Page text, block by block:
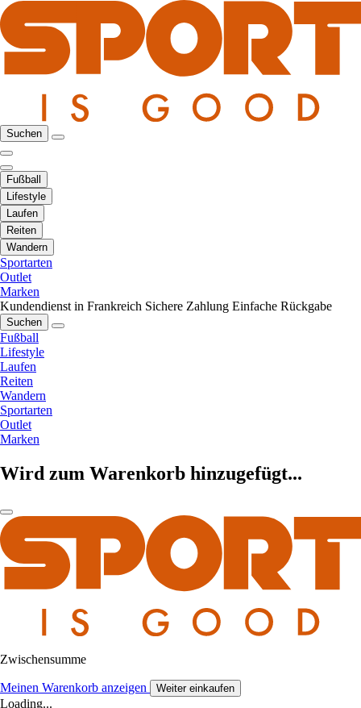
Suchen
Fußball
Lifestyle
Laufen
Reiten
Wandern
Sportarten
Outlet
Marken
Kundendienst in Frankreich Sichere Zahlung Einfache Rückgabe
Suchen
Fußball
Lifestyle
Laufen
Reiten
Wandern
Sportarten
Outlet
Marken
Wird zum Warenkorb hinzugefügt...
Zwischensumme
Meinen Warenkorb anzeigen Weiter einkaufen
Loading...